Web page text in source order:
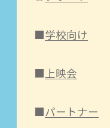
学校向け
上映会
パートナー